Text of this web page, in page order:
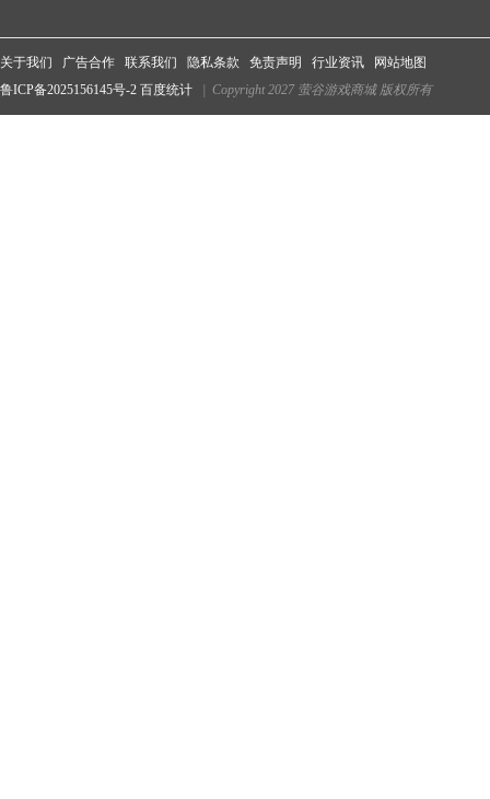
关于我们 广告合作 联系我们 隐私条款 免责声明 行业资讯
网站地图
鲁ICP备2025156145号-2 百度统计 | Copyright 2027 萤谷游戏商城 版权所有